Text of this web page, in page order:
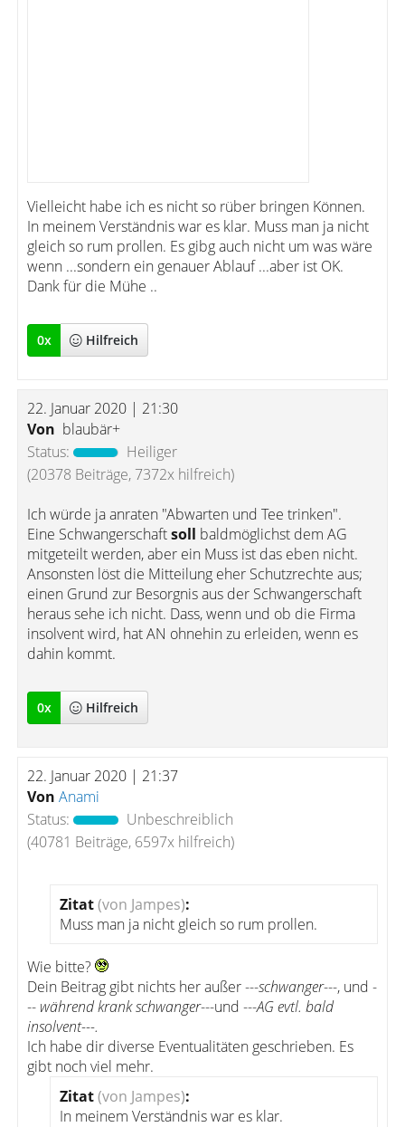
Vielleicht habe ich es nicht so rüber bringen Können.
In meinem Verständnis war es klar. Muss man ja nicht
gleich so rum prollen. Es gibg auch nicht um was wäre
wenn ...sondern ein genauer Ablauf ...aber ist OK.
Dank für die Mühe ..
0x Hilfreich
22. Januar 2020 | 21:30
Von blaubär+
Status:
Heiliger
(20378 Beiträge, 7372x hilfreich)
Ich würde ja anraten "Abwarten und Tee trinken".
Eine Schwangerschaftsoll baldmöglichst dem AG
mitgeteilt werden, aber ein Muss ist das eben nicht.
Ansonsten löst die Mitteilung eher Schutzrechte aus;
einen Grund zur Besorgnis aus der Schwangerschaft
heraus sehe ich nicht. Dass, wenn und ob die Firma
insolvent wird, hat AN ohnehin zu erleiden, wenn es
dahin kommt.
0x Hilfreich
22. Januar 2020 | 21:37
Von Anami
Status:
Unbeschreiblich
(40781 Beiträge, 6597x hilfreich)
Zitat(von Jampes):
Muss man ja nicht gleich so rum prollen.
Wie bitte?
Dein Beitrag gibt nichts her außer ---schwanger---, und -
-- während krank schwanger---und ---AG evtl. bald
insolvent---.
Ich habe dir diverse Eventualitäten geschrieben. Es
gibt noch viel mehr.
Zitat(von Jampes):
In meinem Verständnis war es klar.